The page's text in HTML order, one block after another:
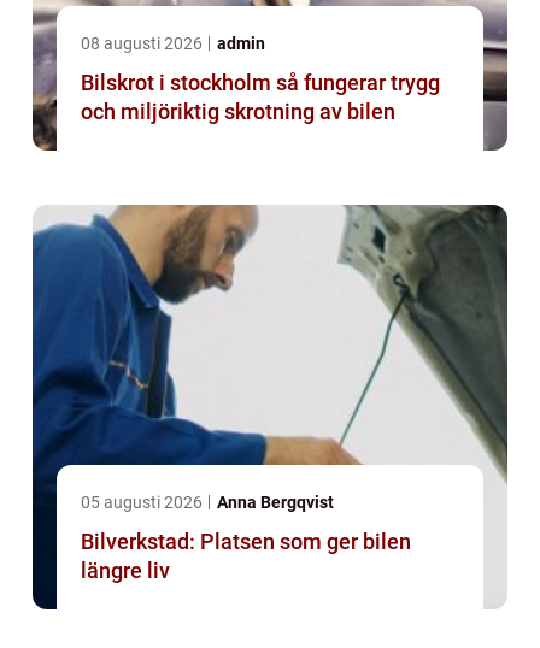
08 augusti 2026 admin
Bilskrot i stockholm så fungerar trygg
och miljöriktig skrotning av bilen
05 augusti 2026 Anna Bergqvist
Bilverkstad: Platsen som ger bilen
längre liv